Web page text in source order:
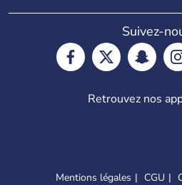
Suivez-
Retrouvez nos
Mentions légales CGU